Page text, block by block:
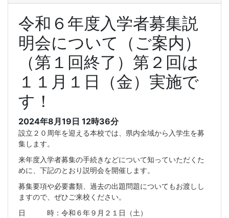
令和６年度入学者募集説
明会について（ご案内）
（第１回終了）第２回は
１１月１日（金）実施で
す！
2024年8月19日 12時36分
設立２０周年を迎える本校では、県内全域から入学生を募
集します。
来年度入学者募集の手続きなどについて知っていただくた
めに、下記のとおり説明会を開催します。
募集要項や必要書類、過去の出題問題についてもお渡しし
ますので、ぜひご来校ください。
日 時：令和６年９月２１日（土）